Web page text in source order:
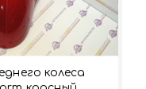
колеса